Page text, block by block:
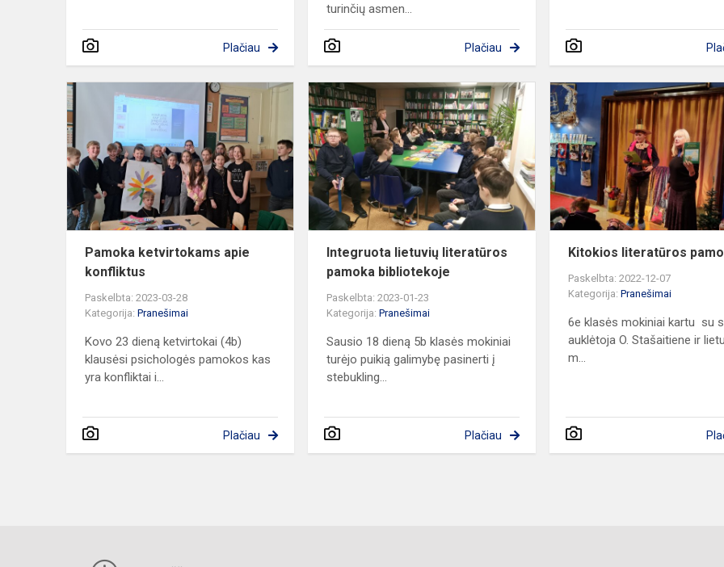
Plačiau
turinčių asmen...
Plačiau
Pamoka
ketvirtokams
apie
konfliktus
Pamoka ketvirtokams apie
konfliktus
Paskelbta: 2023-03-28
Kategorija: Pranešimai
Kovo 23 dieną ketvirtokai (4b)
klausėsi psichologės pamokos kas
yra konfliktai i...
Plačiau
Integruota
lietuvių
literatūros
pamoka
bibliotekoje
Integruota lietuvių literatūros
pamoka bibliotekoje
Paskelbta: 2023-01-23
Kategorija:Pranešimai
Sausio 18 dieną 5b klasės mokiniai
turėjo puikią galimybę pasinerti į
stebukling...
Plačiau
Kitokios literatūros
Paskelbta: 2022-12-07
Kategorija:Pranešimai
6e klasės mokiniai kartu su
auklėtoja O. Stašaitiene ir
m...